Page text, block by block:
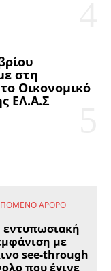
στη
Οικονομικό
ΕΛ.Α.Σ
ΆΡΘΡΟ